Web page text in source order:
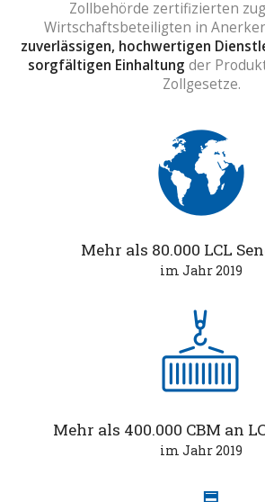
Zollbehörde zertifizierten
Wirtschaftsbeteiligten in
zuverlässigen, hochwertigen
sorgfältigen Einhaltung der
Zollgesetze.
Mehr als 80.000 LCL
im Jahr 2019
Mehr als 400.000 CBM an
im Jahr 2019